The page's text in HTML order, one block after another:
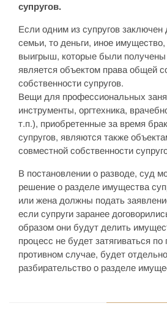
супругов.
Если одним из супругов заключен
семьи, то деньги, иное
выигрыш, которые были получены
является объектом права общей
собственности супругов.
Вещи для профессиональных
инструменты, оргтехника,
т.п.), приобретенные за время
супругов, являются также
совместной собственности
В постановлении о разводе, суд
решение о разделе имущества
или жена должны подать
если супруги заранее
образом они будут делить
процесс не будет затягиваться
противном случае, будет
разбирательство о разделе